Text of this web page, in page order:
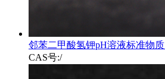
邻苯二甲酸氢钾pH溶液标准物质
CAS号:/